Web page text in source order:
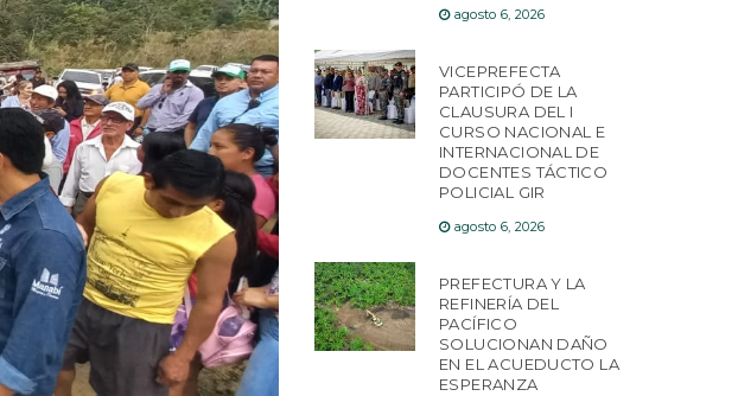
agosto 6, 2026
VICEPREFECTA
PARTICIPÓ DE LA
CLAUSURA DEL I
CURSO NACIONAL E
INTERNACIONAL DE
DOCENTES TÁCTICO
POLICIAL GIR
agosto 6, 2026
PREFECTURA Y LA
REFINERÍA DEL
PACÍFICO
SOLUCIONAN DAÑO
EN EL ACUEDUCTO LA
ESPERANZA